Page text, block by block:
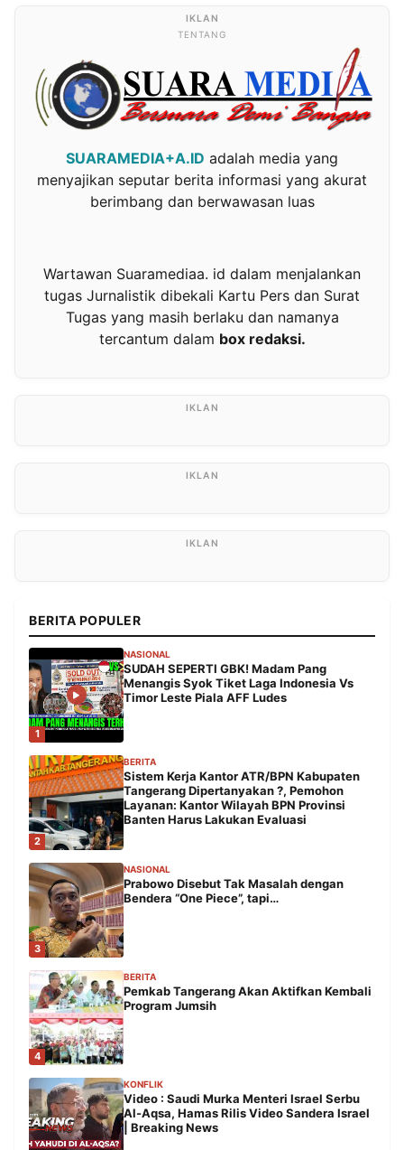
TENTANG
SUARAMEDIA+A.ID adalah media yang
menyajikan seputar berita informasi yang akurat
berimbang dan berwawasan luas
Wartawan Suaramediaa. id dalam menjalankan
tugas Jurnalistik dibekali Kartu Pers dan Surat
Tugas yang masih berlaku dan namanya
tercantum dalam box redaksi.
BERITA POPULER
1
NASIONAL
SUDAH SEPERTI GBK! Madam Pang
Menangis Syok Tiket Laga Indonesia Vs
Timor Leste Piala AFF Ludes
2
BERITA
Sistem Kerja Kantor ATR/BPN Kabupaten
Tangerang Dipertanyakan ?, Pemohon
Layanan: Kantor Wilayah BPN Provinsi
Banten Harus Lakukan Evaluasi
3
NASIONAL
Prabowo Disebut Tak Masalah dengan
Bendera “One Piece”, tapi…
4
BERITA
Pemkab Tangerang Akan Aktifkan Kembali
Program Jumsih
KONFLIK
Video : Saudi Murka Menteri Israel Serbu
Al-Aqsa, Hamas Rilis Video Sandera Israel
| Breaking News